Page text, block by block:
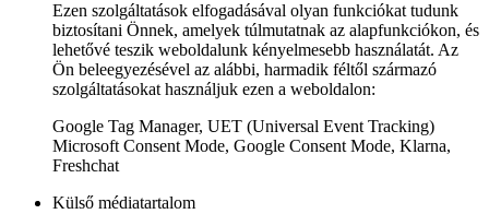
Ezen szolgáltatások elfogadásával olyan funkciókat tudunk
biztosítani Önnek, amelyek túlmutatnak az alapfunkciókon, és
lehetővé teszik weboldalunk kényelmesebb használatát. Az
Ön beleegyezésével az alábbi, harmadik féltől származó
szolgáltatásokat használjuk ezen a weboldalon:
Google Tag Manager, UET (Universal Event Tracking)
Microsoft Consent Mode, Google Consent Mode, Klarna,
Freshchat
Külső médiatartalom